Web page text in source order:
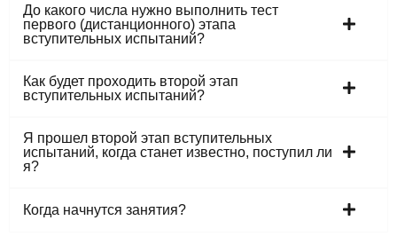
До какого числа нужно выполнить тест
первого (дистанционного) этапа
вступительных испытаний?
Как будет проходить второй этап
вступительных испытаний?
Я прошел второй этап вступительных
испытаний, когда станет известно, поступил ли
я?
Когда начнутся занятия?